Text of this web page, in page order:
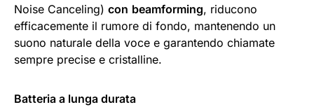
Noise Canceling) con beamforming, riducono
efficacemente il rumore di fondo, mantenendo un
suono naturale della voce e garantendo chiamate
sempre precise e cristalline.
Batteria a lunga durata